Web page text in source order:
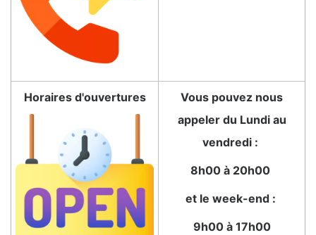
Horaires d'ouvertures
Vous pouvez nous
appeler du Lundi au
vendredi :
8h00 à 20h00
et le week-end :
9h00 à 17h00